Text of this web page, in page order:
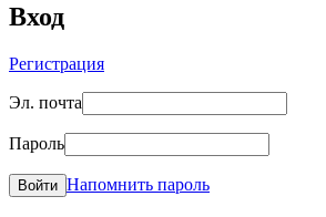
Вход
Регистрация
Эл. почта
Пароль
Войти Напомнить пароль